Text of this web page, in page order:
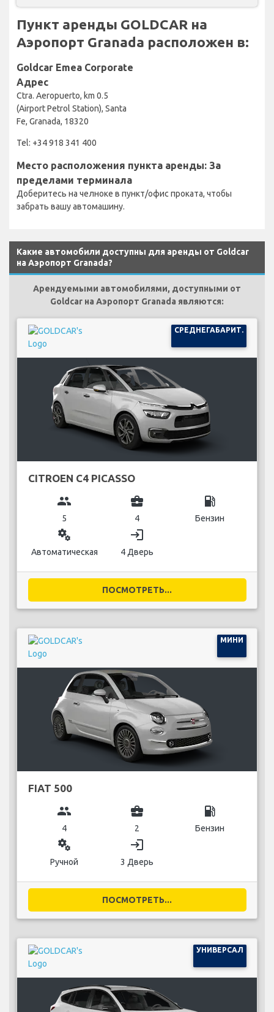
Пункт аренды GOLDCAR на
Аэропорт Granada расположен в:
Goldcar Emea Corporate
Адрес
Ctra. Aeropuerto, km 0.5
(Airport Petrol Station), Santa
Fe, Granada, 18320
Tel: +34 918 341 400
Место расположения пункта аренды: За
пределами терминала
Доберитесь на челноке в пункт/офис проката, чтобы
забрать вашу автомашину.
Какие автомобили доступны для аренды от Goldcar
на Аэропорт Granada?
Арендуемыми автомобилями, доступными от
Goldcar на Аэропорт Granada являются:
СРЕДНЕГАБАРИТ.
CITROEN C4 PICASSO
group
5
business_center
4
local_gas_station
Бензин
miscellaneous_services
Автоматическая
login
4 Дверь
ПОСМОТРЕТЬ...
МИНИ
FIAT 500
group
4
business_center
2
local_gas_station
Бензин
miscellaneous_services
Ручной
login
3 Дверь
ПОСМОТРЕТЬ...
УНИВЕРСАЛ